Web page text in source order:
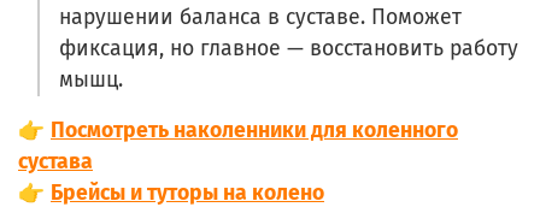
нарушении баланса в суставе. Поможет
фиксация, но главное — восстановить работу
мышц.
👉 Посмотреть наколенники для коленного
сустава
👉 Брейсы и туторы на колено